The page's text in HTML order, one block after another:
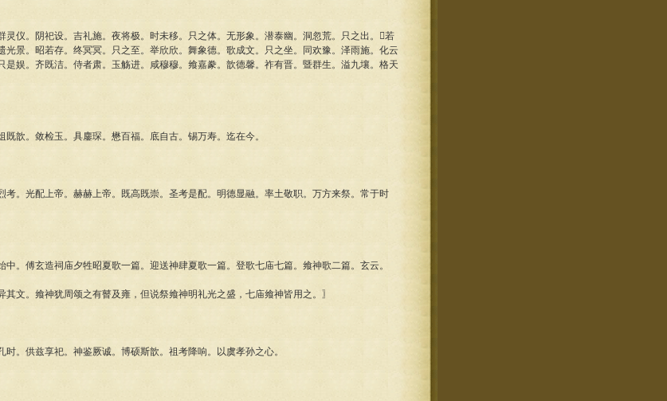
仪。阴祀设。吉礼施。夜将极。时未移。只之体。无形象。潜泰幽。洞忽荒。只之出。若
光景。昭若存。终冥冥。只之至。举欣欣。舞象德。歌成文。只之坐。同欢豫。泽雨施。化云
是娱。齐既洁。侍者肃。玉觞进。咸穆穆。飨嘉豢。歆德馨。祚有晋。暨群生。溢九壤。格天
歆。敛检玉。具鏖琛。懋百福。底自古。锡万寿。迄在今。
。光配上帝。赫赫上帝。既高既崇。圣考是配。明德显融。率土敬职。万方来祭。常于时
傅玄造祠庙夕牲昭夏歌一篇。迎送神肆夏歌一篇。登歌七庙七篇。飨神歌二篇。玄云。
。飨神犹周颂之有瞽及雍，但说祭飨神明礼光之盛，七庙飨神皆用之。〗
供兹享祀。神鉴厥诚。博硕斯歆。祖考降响。以虞孝孙之心。